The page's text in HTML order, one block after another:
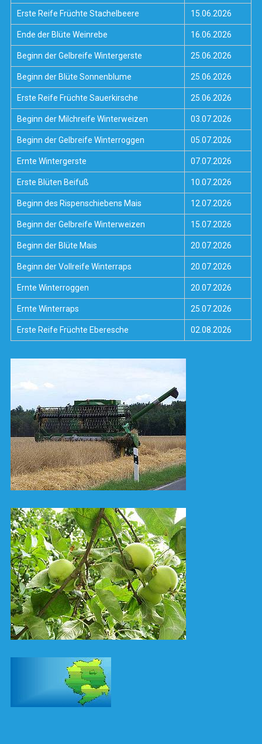
Erste Reife Früchte Stachelbeere 15.06.2026
Ende der Blüte Weinrebe 16.06.2026
Beginn der Gelbreife Wintergerste 25.06.2026
Beginn der Blüte Sonnenblume 25.06.2026
Erste Reife Früchte Sauerkirsche 25.06.2026
Beginn der Milchreife Winterweizen 03.07.2026
Beginn der Gelbreife Winterroggen 05.07.2026
Ernte Wintergerste 07.07.2026
Erste Blüten Beifuß 10.07.2026
Beginn des Rispenschiebens Mais 12.07.2026
Beginn der Gelbreife Winterweizen 15.07.2026
Beginn der Blüte Mais 20.07.2026
Beginn der Vollreife Winterraps 20.07.2026
Ernte Winterroggen 20.07.2026
Ernte Winterraps 25.07.2026
Erste Reife Früchte Eberesche 02.08.2026